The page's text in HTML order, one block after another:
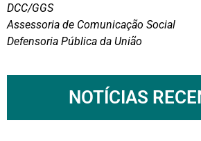
DCC/GGS
Assessoria de Comunicação Social
Defensoria Pública da União
NOTÍCIAS